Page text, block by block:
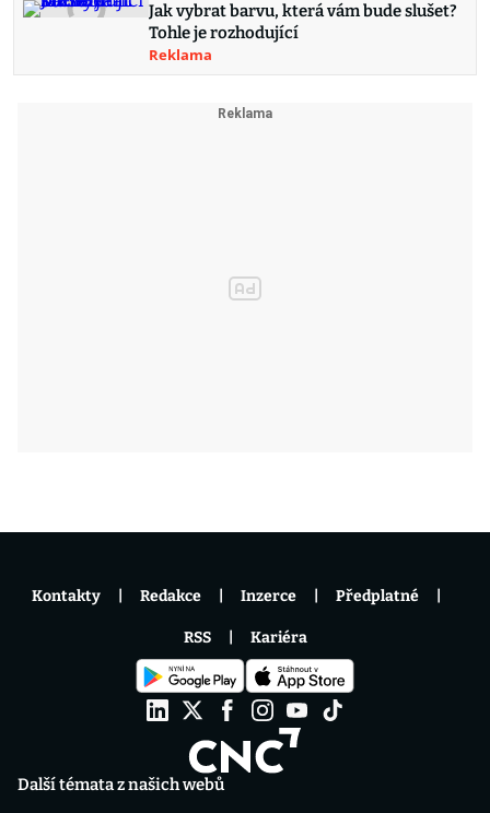
Jak vybrat barvu, která vám bude slušet?
Tohle je rozhodující
Reklama
Další témata z našich webů
Kontakty Redakce Inzerce Předplatné
RSS Kariéra